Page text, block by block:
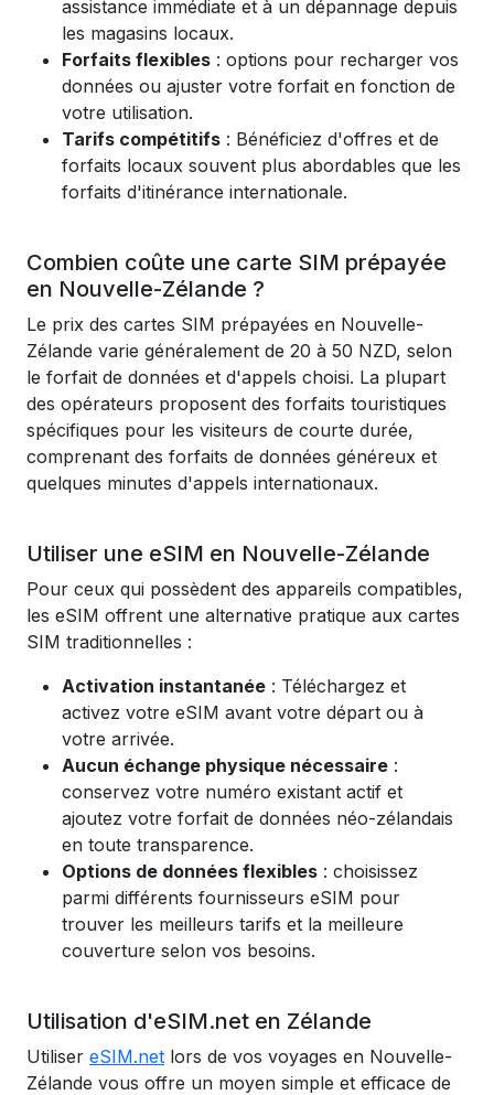
assistance immédiate et à un dépannage depuis
les magasins locaux.
Forfaits flexibles : options pour recharger vos
données ou ajuster votre forfait en fonction de
votre utilisation.
Tarifs compétitifs : Bénéficiez d'offres et de
forfaits locaux souvent plus abordables que les
forfaits d'itinérance internationale.
Combien coûte une carte SIM prépayée
en Nouvelle-Zélande ?
Le prix des cartes SIM prépayées en Nouvelle-
Zélande varie généralement de 20 à 50 NZD, selon
le forfait de données et d'appels choisi. La plupart
des opérateurs proposent des forfaits touristiques
spécifiques pour les visiteurs de courte durée,
comprenant des forfaits de données généreux et
quelques minutes d'appels internationaux.
Utiliser une eSIM en Nouvelle-Zélande
Pour ceux qui possèdent des appareils compatibles,
les eSIM offrent une alternative pratique aux cartes
SIM traditionnelles :
Activation instantanée : Téléchargez et
activez votre eSIM avant votre départ ou à
votre arrivée.
Aucun échange physique nécessaire :
conservez votre numéro existant actif et
ajoutez votre forfait de données néo-zélandais
en toute transparence.
Options de données flexibles : choisissez
parmi différents fournisseurs eSIM pour
trouver les meilleurs tarifs et la meilleure
couverture selon vos besoins.
Utilisation d'eSIM.net en Zélande
Utiliser eSIM.net lors de vos voyages en Nouvelle-
Zélande vous offre un moyen simple et efficace de